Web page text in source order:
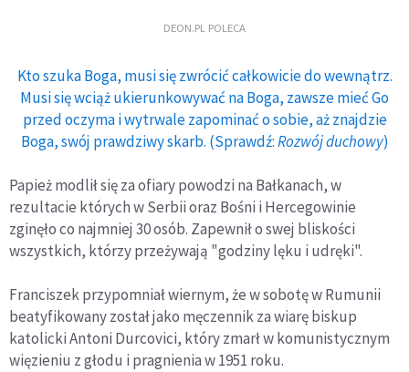
DEON.PL POLECA
Kto szuka Boga, musi się zwrócić całkowicie do wewnątrz.
Musi się wciąż ukierunkowywać na Boga, zawsze mieć Go
przed oczyma i wytrwale zapominać o sobie, aż znajdzie
Boga, swój prawdziwy skarb. (Sprawdź:Rozwój duchowy)
Papież modlił się za ofiary powodzi na Bałkanach, w
rezultacie których w Serbii oraz Bośni i Hercegowinie
zginęło co najmniej 30 osób. Zapewnił o swej bliskości
wszystkich, którzy przeżywają "godziny lęku i udręki".
Franciszek przypomniał wiernym, że w sobotę w Rumunii
beatyfikowany został jako męczennik za wiarę biskup
katolicki Antoni Durcovici, który zmarł w komunistycznym
więzieniu z głodu i pragnienia w 1951 roku.